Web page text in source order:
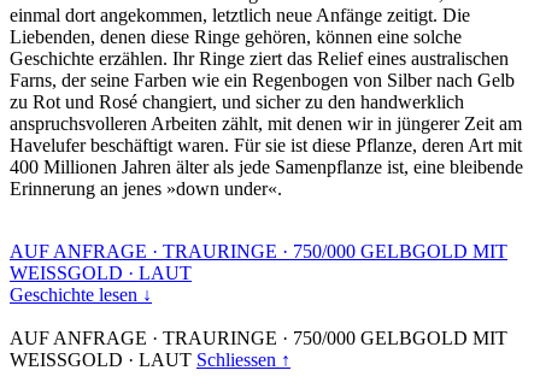
einmal dort angekommen, letztlich neue Anfänge zeitigt. Die
Liebenden, denen diese Ringe gehören, können eine solche
Geschichte erzählen. Ihr Ringe ziert das Relief eines australischen
Farns, der seine Farben wie ein Regenbogen von Silber nach Gelb
zu Rot und Rosé changiert, und sicher zu den handwerklich
anspruchsvolleren Arbeiten zählt, mit denen wir in jüngerer Zeit am
Havelufer beschäftigt waren. Für sie ist diese Pflanze, deren Art mit
400 Millionen Jahren älter als jede Samenpflanze ist, eine bleibende
Erinnerung an jenes »down under«.
AUF ANFRAGE · TRAURINGE · 750/000 GELBGOLD MIT
WEISSGOLD · LAUT
Geschichte lesen ↓
AUF ANFRAGE · TRAURINGE · 750/000 GELBGOLD MIT
WEISSGOLD · LAUT Schliessen ↑